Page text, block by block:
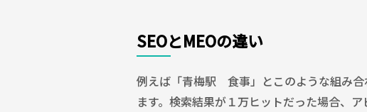
SEOとMEOの違い
例えば「青梅駅 食事」とこのような組み合
ます。検索結果が１万ヒットだった場合、